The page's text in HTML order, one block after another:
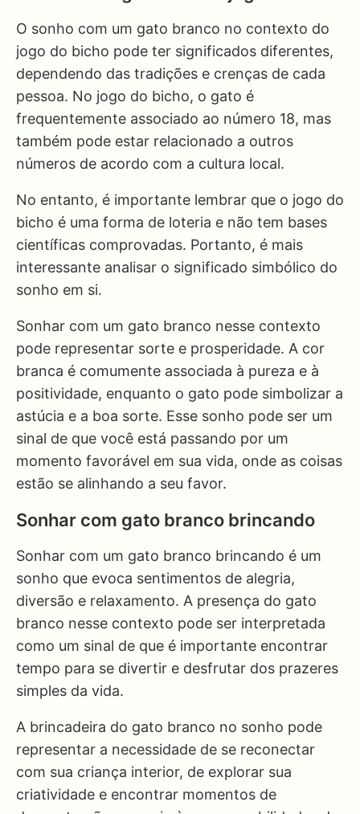
O sonho com um gato branco no contexto do
jogo do bicho pode ter significados diferentes,
dependendo das tradições e crenças de cada
pessoa. No jogo do bicho, o gato é
frequentemente associado ao número 18, mas
também pode estar relacionado a outros
números de acordo com a cultura local.
No entanto, é importante lembrar que o jogo do
bicho é uma forma de loteria e não tem bases
científicas comprovadas. Portanto, é mais
interessante analisar o significado simbólico do
sonho em si.
Sonhar com um gato branco nesse contexto
pode representar sorte e prosperidade. A cor
branca é comumente associada à pureza e à
positividade, enquanto o gato pode simbolizar a
astúcia e a boa sorte. Esse sonho pode ser um
sinal de que você está passando por um
momento favorável em sua vida, onde as coisas
estão se alinhando a seu favor.
Sonhar com gato branco brincando
Sonhar com um gato branco brincando é um
sonho que evoca sentimentos de alegria,
diversão e relaxamento. A presença do gato
branco nesse contexto pode ser interpretada
como um sinal de que é importante encontrar
tempo para se divertir e desfrutar dos prazeres
simples da vida.
A brincadeira do gato branco no sonho pode
representar a necessidade de se reconectar
com sua criança interior, de explorar sua
criatividade e encontrar momentos de